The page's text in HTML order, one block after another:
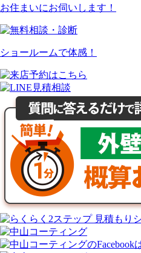
お住まいにお伺いします！
ショールームで体感！